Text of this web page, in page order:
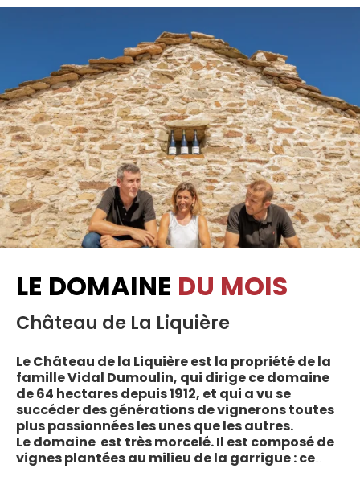
LE DOMAINE DU MOIS
Château de La Liquière
Le Château de la Liquière est la propriété de la
famille Vidal Dumoulin, qui dirige ce domaine
de 64 hectares depuis 1912, et qui a vu se
succéder des générations de vignerons toutes
plus passionnées les unes que les autres.
Le domaine est très morcelé. Il est composé de
vignes plantées au milieu de la garrigue : ce